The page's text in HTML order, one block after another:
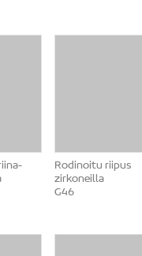
Rodinoitu riipus
zirkoneilla
G46